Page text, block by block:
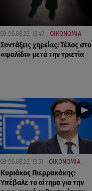
06.08.26, 18:49 ΟΙΚΟΝΟΜΙΑ
Συντάξεις χηρείας: Τέλος στο
«ψαλίδι» μετά την τριετία
06.08.26, 13:51 ΟΙΚΟΝΟΜΙΑ
Κυριάκος Πιερρακάκης:
Υπέβαλε το αίτημα για την